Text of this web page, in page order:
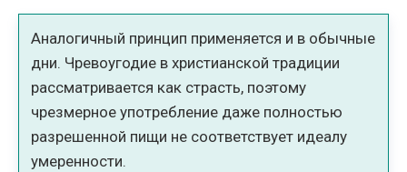
Аналогичный принцип применяется и в обычные
дни. Чревоугодие в христианской традиции
рассматривается как страсть, поэтому
чрезмерное употребление даже полностью
разрешенной пищи не соответствует идеалу
умеренности.